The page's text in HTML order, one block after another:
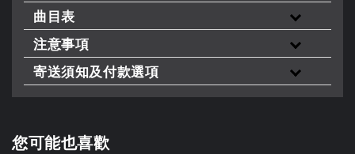
曲目表
注意事項
寄送須知及付款選項
您可能也喜歡